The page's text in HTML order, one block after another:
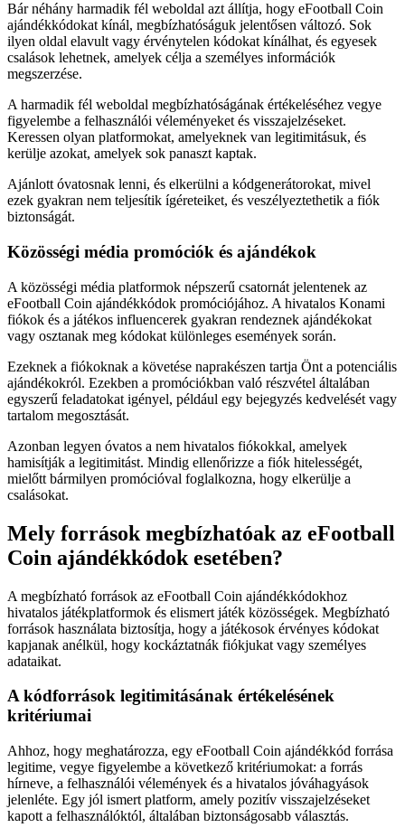
Bár néhány harmadik fél weboldal azt állítja, hogy eFootball Coin
ajándékkódokat kínál, megbízhatóságuk jelentősen változó. Sok
ilyen oldal elavult vagy érvénytelen kódokat kínálhat, és egyesek
csalások lehetnek, amelyek célja a személyes információk
megszerzése.
A harmadik fél weboldal megbízhatóságának értékeléséhez vegye
figyelembe a felhasználói véleményeket és visszajelzéseket.
Keressen olyan platformokat, amelyeknek van legitimitásuk, és
kerülje azokat, amelyek sok panaszt kaptak.
Ajánlott óvatosnak lenni, és elkerülni a kódgenerátorokat, mivel
ezek gyakran nem teljesítik ígéreteiket, és veszélyeztethetik a fiók
biztonságát.
Közösségi média promóciók és ajándékok
A közösségi média platformok népszerű csatornát jelentenek az
eFootball Coin ajándékkódok promóciójához. A hivatalos Konami
fiókok és a játékos influencerek gyakran rendeznek ajándékokat
vagy osztanak meg kódokat különleges események során.
Ezeknek a fiókoknak a követése naprakészen tartja Önt a potenciális
ajándékokról. Ezekben a promóciókban való részvétel általában
egyszerű feladatokat igényel, például egy bejegyzés kedvelését vagy
tartalom megosztását.
Azonban legyen óvatos a nem hivatalos fiókokkal, amelyek
hamisítják a legitimitást. Mindig ellenőrizze a fiók hitelességét,
mielőtt bármilyen promócióval foglalkozna, hogy elkerülje a
csalásokat.
Mely források megbízhatóak az eFootball
Coin ajándékkódok esetében?
A megbízható források az eFootball Coin ajándékkódokhoz
hivatalos játékplatformok és elismert játék közösségek. Megbízható
források használata biztosítja, hogy a játékosok érvényes kódokat
kapjanak anélkül, hogy kockáztatnák fiókjukat vagy személyes
adataikat.
A kódforrások legitimitásának értékelésének
kritériumai
Ahhoz, hogy meghatározza, egy eFootball Coin ajándékkód forrása
legitime, vegye figyelembe a következő kritériumokat: a forrás
hírneve, a felhasználói vélemények és a hivatalos jóváhagyások
jelenléte. Egy jól ismert platform, amely pozitív visszajelzéseket
kapott a felhasználóktól, általában biztonságosabb választás.